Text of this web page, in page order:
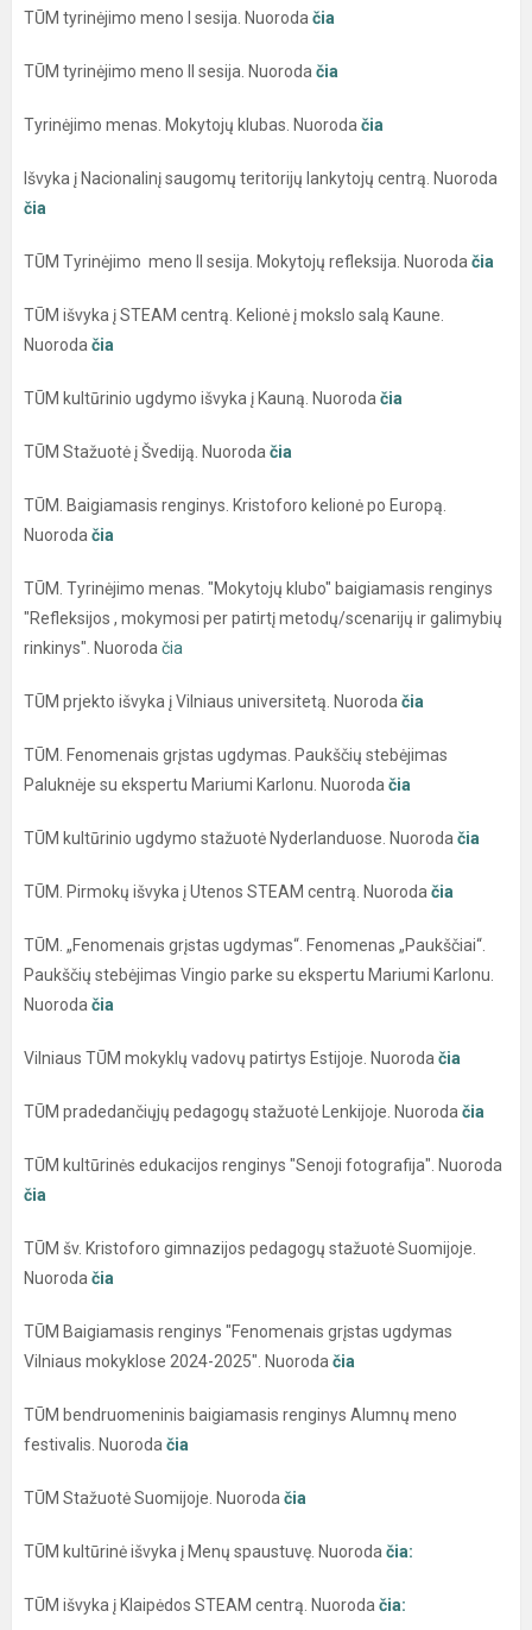
TŪM tyrinėjimo meno I sesija. Nuoroda čia
TŪM tyrinėjimo meno II sesija. Nuoroda čia
Tyrinėjimo menas. Mokytojų klubas. Nuoroda čia
Išvyka į Nacionalinį saugomų teritorijų lankytojų centrą. Nuoroda
čia
TŪM Tyrinėjimo meno II sesija. Mokytojų refleksija. Nuoroda čia
TŪM išvyka į STEAM centrą. Kelionė į mokslo salą Kaune.
Nuoroda čia
TŪM kultūrinio ugdymo išvyka į Kauną. Nuoroda čia
TŪM Stažuotė į Švediją. Nuoroda čia
TŪM. Baigiamasis renginys. Kristoforo kelionė po Europą.
Nuoroda čia
TŪM. Tyrinėjimo menas. "Mokytojų klubo" baigiamasis renginys
"Refleksijos , mokymosi per patirtį metodų/scenarijų ir galimybių
rinkinys". Nuoroda čia
TŪM prjekto išvyka į Vilniaus universitetą. Nuoroda čia
TŪM. Fenomenais grįstas ugdymas. Paukščių stebėjimas
Paluknėje su ekspertu Mariumi Karlonu. Nuoroda čia
TŪM kultūrinio ugdymo stažuotė Nyderlanduose. Nuoroda čia
TŪM. Pirmokų išvyka į Utenos STEAM centrą. Nuoroda čia
TŪM. „Fenomenais grįstas ugdymas“. Fenomenas „Paukščiai“.
Paukščių stebėjimas Vingio parke su ekspertu Mariumi Karlonu.
Nuoroda čia
Vilniaus TŪM mokyklų vadovų patirtys Estijoje. Nuoroda čia
TŪM pradedančiųjų pedagogų stažuotė Lenkijoje. Nuoroda čia
TŪM kultūrinės edukacijos renginys "Senoji fotografija". Nuoroda
čia
TŪM šv. Kristoforo gimnazijos pedagogų stažuotė Suomijoje.
Nuoroda čia
TŪM Baigiamasis renginys "Fenomenais grįstas ugdymas
Vilniaus mokyklose 2024-2025". Nuoroda čia
TŪM bendruomeninis baigiamasis renginys Alumnų meno
festivalis. Nuoroda čia
TŪM Stažuotė Suomijoje. Nuoroda čia
TŪM kultūrinė išvyka į Menų spaustuvę. Nuoroda čia:
TŪM išvyka į Klaipėdos STEAM centrą. Nuoroda čia: